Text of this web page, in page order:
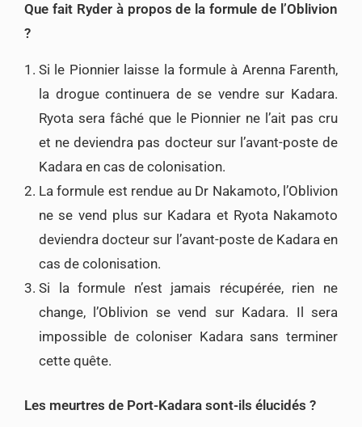
Que fait Ryder à propos de la formule de l’Oblivion
?
Si le Pionnier laisse la formule à Arenna Farenth,
la drogue continuera de se vendre sur Kadara.
Ryota sera fâché que le Pionnier ne l’ait pas cru
et ne deviendra pas docteur sur l’avant-poste de
Kadara en cas de colonisation.
La formule est rendue au Dr Nakamoto, l’Oblivion
ne se vend plus sur Kadara et Ryota Nakamoto
deviendra docteur sur l’avant-poste de Kadara en
cas de colonisation.
Si la formule n’est jamais récupérée, rien ne
change, l’Oblivion se vend sur Kadara. Il sera
impossible de coloniser Kadara sans terminer
cette quête.
Les meurtres de Port-Kadara sont-ils élucidés ?